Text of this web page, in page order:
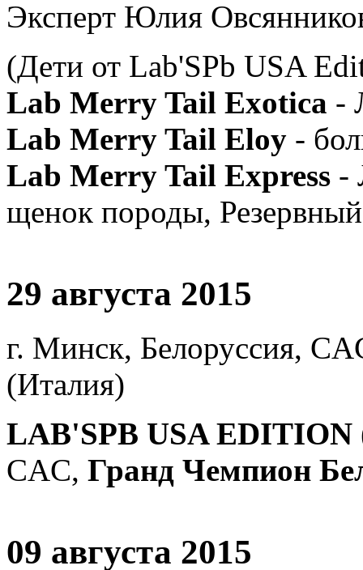
Эксперт Юлия
(Дети от Lab'SPb USA
Lab Merry Tail Exotica -
Lab Merry Tail Eloy -
Lab Merry Tail Express -
щенок породы,
29 августа 2015
г. Минск, Белоруссия,
(Италия)
LAB'SPB USA EDITION
CAC, Гранд Чемпион
09 августа 2015